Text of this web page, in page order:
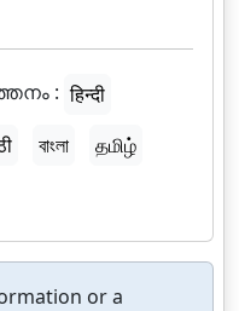
: हिन्दी
বাংলা
தமிழ்
or a